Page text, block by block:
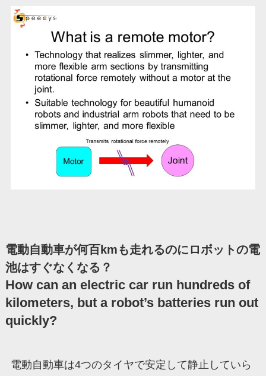
電動自動車が何百kmも走れるのにロボットの電
池はすぐなくなる？
How can an electric car run hundreds of
kilometers, but a robot’s batteries run out
quickly?
電動自動車は4つのタイヤで安定して静止していら